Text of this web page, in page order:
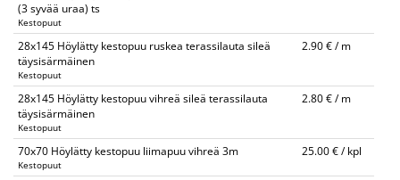
(3 syvää uraa) ts
Kestopuut
28x145 Höylätty kestopuu ruskea terassilauta sileä
täysisärmäinen
Kestopuut
2.90 € / m
28x145 Höylätty kestopuu vihreä sileä terassilauta
täysisärmäinen
Kestopuut
2.80 € / m
70x70 Höylätty kestopuu liimapuu vihreä 3m
Kestopuut
25.00 € / kpl